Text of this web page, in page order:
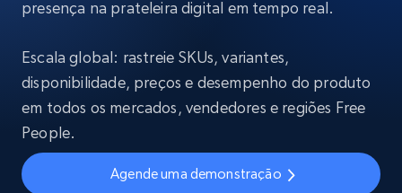
presença na prateleira digital em tempo real.
Escala global: rastreie SKUs, variantes,
disponibilidade, preços e desempenho do produto
em todos os mercados, vendedores e regiões Free
People.
Agende uma demonstração